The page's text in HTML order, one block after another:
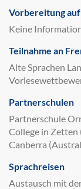
Vorbereitung
Keine
Teilnahme an
Alte Sprachen
Partnerschulen
Partnerschule
College in Zetten
Canberra
Sprachreisen
Austausch mit